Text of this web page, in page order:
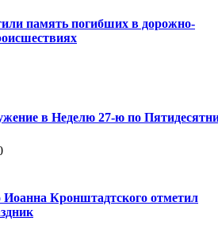
память погибших в дорожно-
в Неделю 27-ю по
Иоанна Кронштадтского отметил